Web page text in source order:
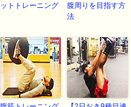
ットトレーニング
腹周りを目指す方
法